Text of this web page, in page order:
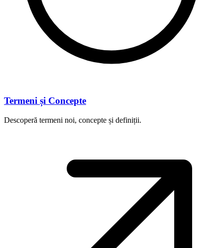
Termeni și Concepte
Descoperă termeni noi, concepte și definiții.